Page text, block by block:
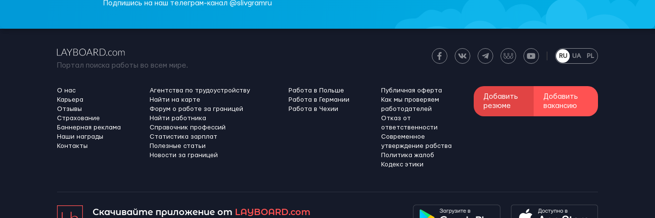
Подпишись на наш телеграм-канал @slivgramru
Портал поиска работы во всем мире.
RU UA PL
О нас
Карьера
Отзывы
Страхование
Баннерная реклама
Наши награды
Контакты
Агентства по трудоустройству
Найти на карте
Форум о работе за границей
Найти работника
Справочник профессий
Статистика зарплат
Полезные статьи
Новости за границей
Работа в Польше
Работа в Германии
Работа в Чехии
Публичная оферта
Как мы проверяем
работодателей
Отказ от
ответственности
Современное
утверждение рабства
Политика жалоб
Кодекс этики
Добавить
резюме
Добавить
вакансию
Скачивайте приложение от LAYBOARD.com